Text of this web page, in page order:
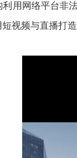
用网络平台非
视频与直播打